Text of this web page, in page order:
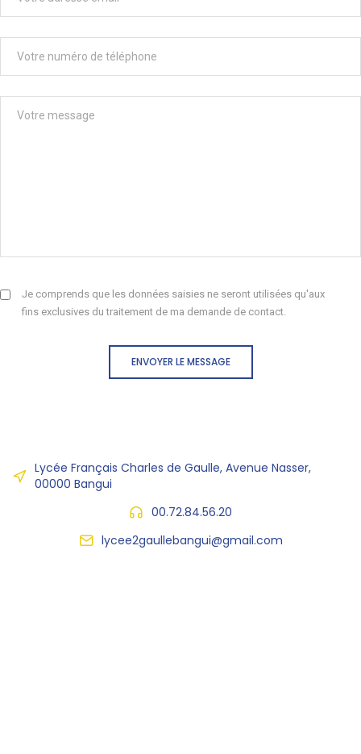
Je comprends que les données saisies ne seront utilisées qu'aux
fins exclusives du traitement de ma demande de contact.
ENVOYER LE MESSAGE
Lycée Français Charles de Gaulle, Avenue Nasser,
00000 Bangui
00.72.84.56.20
lycee2gaullebangui@gmail.com